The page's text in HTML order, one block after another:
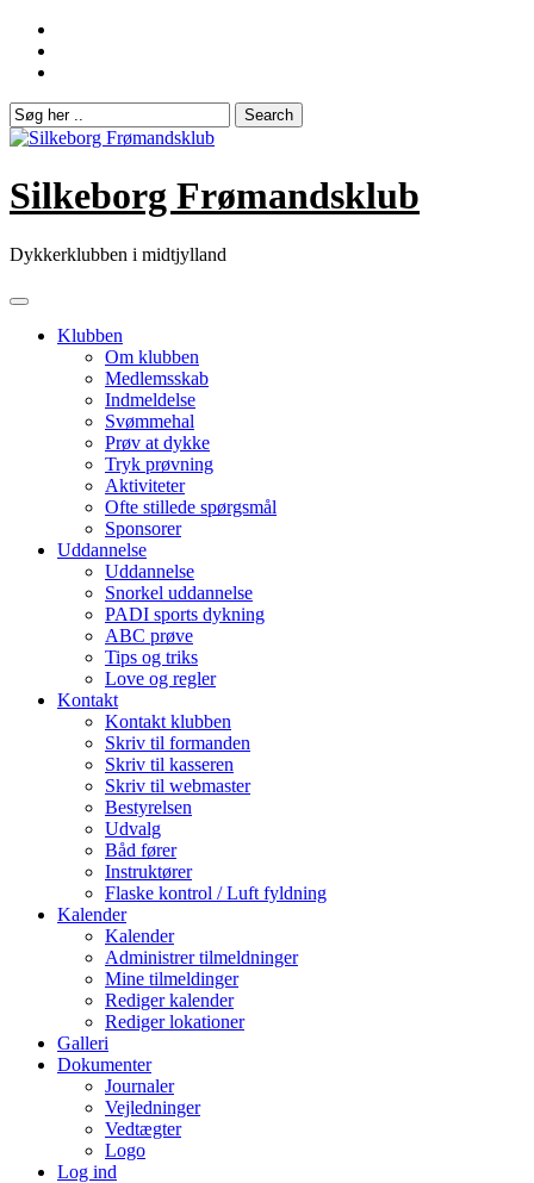
Skip
content
Silkeborg Frømandsklub
Dykkerklubben i midtjylland
Klubben
Om klubben
Medlemsskab
Indmeldelse
Svømmehal
Prøv at dykke
Tryk prøvning
Aktiviteter
Ofte stillede spørgsmål
Sponsorer
Uddannelse
Uddannelse
Snorkel uddannelse
PADI sports dykning
ABC prøve
Tips og triks
Love og regler
Kontakt
Kontakt klubben
Skriv til formanden
Skriv til kasseren
Skriv til webmaster
Bestyrelsen
Udvalg
Båd fører
Instruktører
Flaske kontrol / Luft fyldning
Kalender
Kalender
Administrer tilmeldninger
Mine tilmeldinger
Rediger kalender
Rediger lokationer
Galleri
Dokumenter
Journaler
Vejledninger
Vedtægter
Logo
Log ind